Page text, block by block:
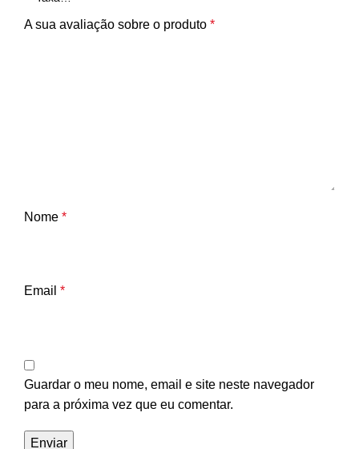
A sua avaliação sobre o produto *
Nome *
Email *
Guardar o meu nome, email e site neste navegador
para a próxima vez que eu comentar.